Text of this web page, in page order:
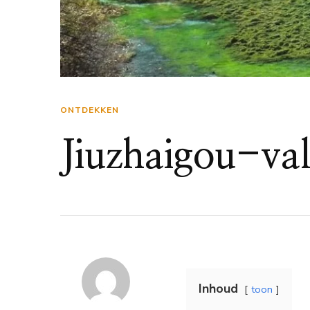
ONTDEKKEN
Jiuzhaigou-
Inhoud toon